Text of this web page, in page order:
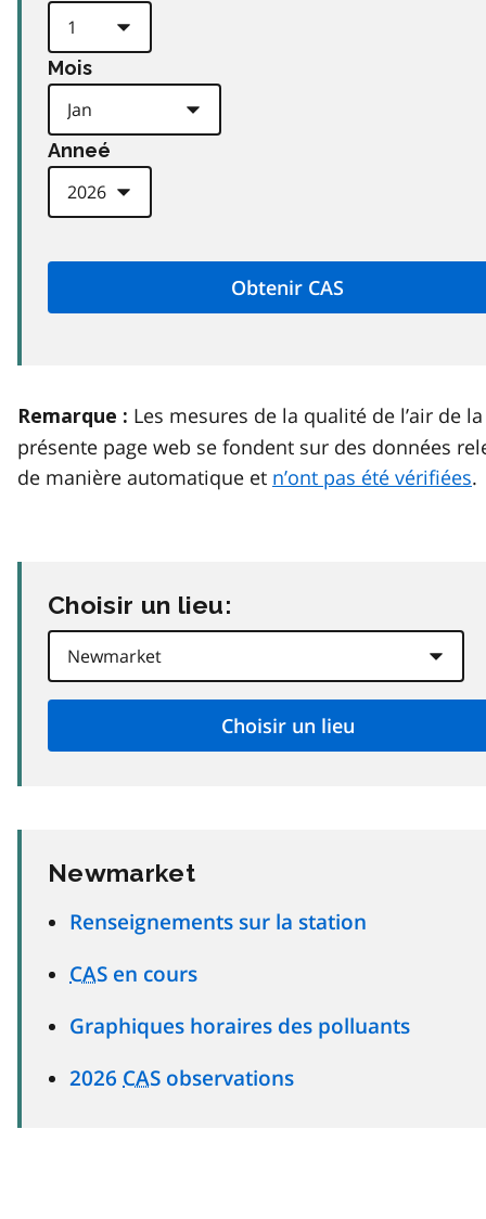
Mois
Anneé
Remarque : Les mesures de la qualité de l’air de la
présente page web se fondent sur des données
de manière automatique et n’ont pas été vérifiées.
Choisir un lieu:
Newmarket
Renseignements sur la station
CAS en cours
Graphiques horaires des polluants
2026 CAS observations